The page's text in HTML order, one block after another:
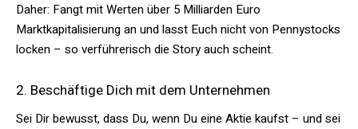
Daher: Fangt mit Werten über 5 Milliarden Euro
Marktkapitalisierung an und lasst Euch nicht von Pennystocks
locken – so verführerisch die Story auch scheint.
2. Beschäftige Dich mit dem Unternehmen
Sei Dir bewusst, dass Du, wenn Du eine Aktie kaufst – und sei